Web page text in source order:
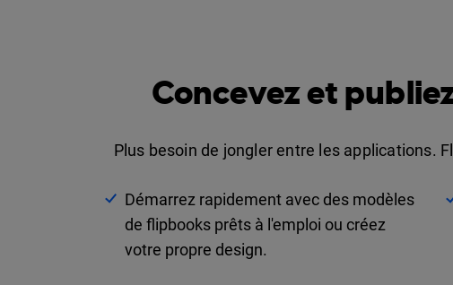
Concevez et
Plus besoin de jongler entre les applications.
Démarrez rapidement avec des modèles
de flipbooks prêts à l'emploi ou créez
votre propre design.